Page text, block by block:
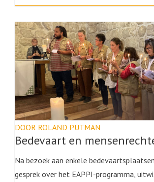
DOOR ROLAND PUTMAN
Bedevaart en
Na bezoek aan enkele
gesprek over het EAPPI-programma,